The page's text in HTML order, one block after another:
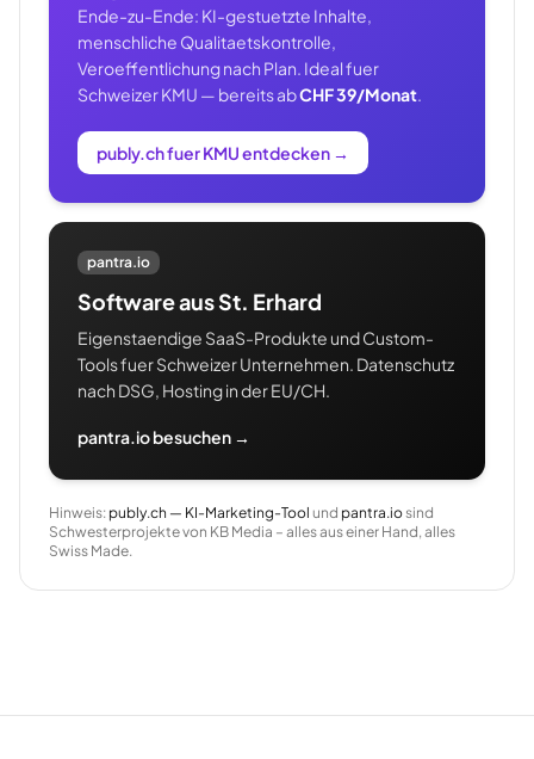
Ende-zu-Ende: KI-gestuetzte Inhalte,
menschliche Qualitaetskontrolle,
Veroeffentlichung nach Plan. Ideal fuer
Schweizer KMU — bereits abCHF 39/Monat.
publy.ch fuer KMU entdecken →
pantra.io
Software aus St. Erhard
Eigenstaendige SaaS-Produkte und Custom-
Tools fuer Schweizer Unternehmen. Datenschutz
nach DSG, Hosting in der EU/CH.
pantra.io besuchen →
Hinweis: publy.ch — KI-Marketing-Tool und pantra.iosind
Schwesterprojekte von KB Media – alles aus einer Hand, alles
Swiss Made.